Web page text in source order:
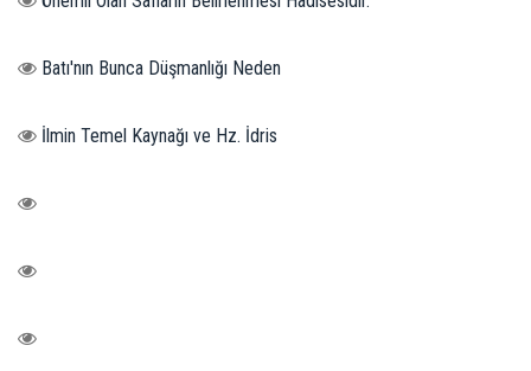
Batı'nın Bunca Düşmanlığı Neden
İlmin Temel Kaynağı ve Hz. İdris